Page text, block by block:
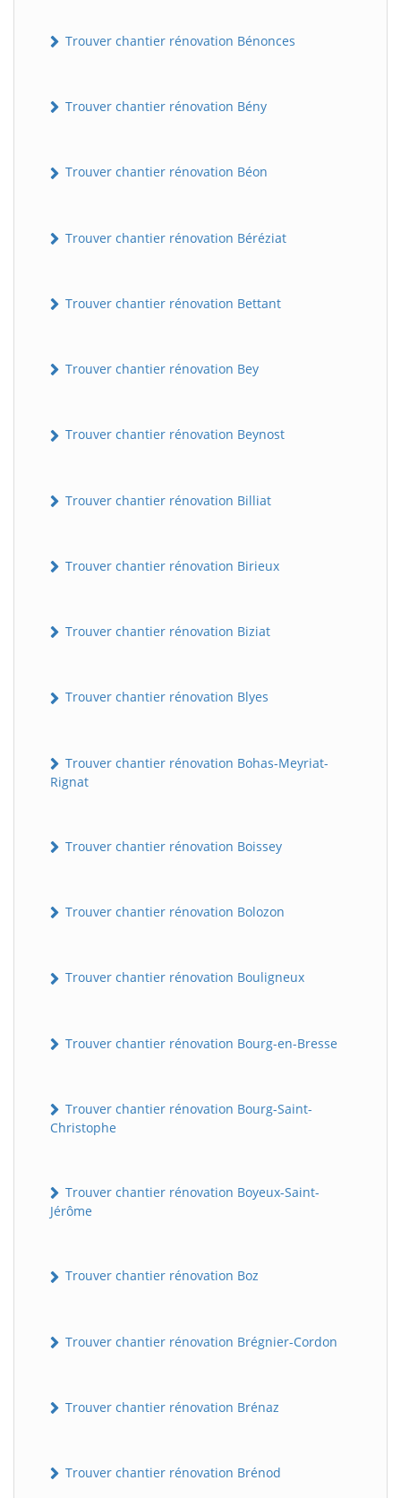
Trouver chantier rénovation Bénonces
Trouver chantier rénovation Bény
Trouver chantier rénovation Béon
Trouver chantier rénovation Béréziat
Trouver chantier rénovation Bettant
Trouver chantier rénovation Bey
Trouver chantier rénovation Beynost
Trouver chantier rénovation Billiat
Trouver chantier rénovation Birieux
Trouver chantier rénovation Biziat
Trouver chantier rénovation Blyes
Trouver chantier rénovation Bohas-Meyriat-
Rignat
Trouver chantier rénovation Boissey
Trouver chantier rénovation Bolozon
Trouver chantier rénovation Bouligneux
Trouver chantier rénovation Bourg-en-Bresse
Trouver chantier rénovation Bourg-Saint-
Christophe
Trouver chantier rénovation Boyeux-Saint-
Jérôme
Trouver chantier rénovation Boz
Trouver chantier rénovation Brégnier-Cordon
Trouver chantier rénovation Brénaz
Trouver chantier rénovation Brénod